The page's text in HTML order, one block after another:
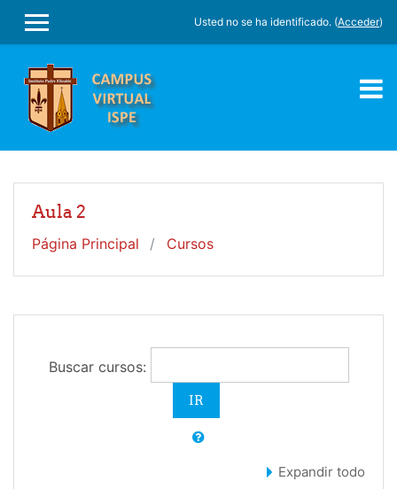
PANEL LATERAL
Usted no se ha identificado. (Acceder)
Aula 2
Página Principal Cursos
Buscar cursos:
Expandir todo